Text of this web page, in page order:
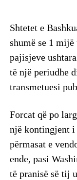
Shtetet e
shumë se 1 mijë
pajisjeve
të një periudhe
transmetuesi
Forcat që po
një kontingjent i
përmasat e
ende, pasi
të pranisë së tij